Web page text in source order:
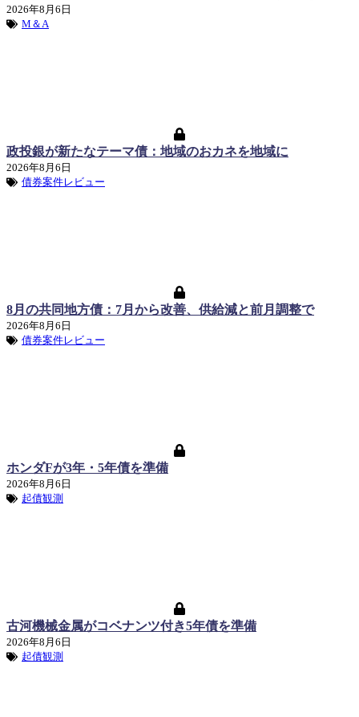
2026年8月6日
M＆A
政投銀が新たなテーマ債：地域のおカネを地域に
2026年8月6日
債券案件レビュー
8月の共同地方債：7月から改善、供給減と前月調整で
2026年8月6日
債券案件レビュー
ホンダFが3年・5年債を準備
2026年8月6日
起債観測
古河機械金属がコベナンツ付き5年債を準備
2026年8月6日
起債観測